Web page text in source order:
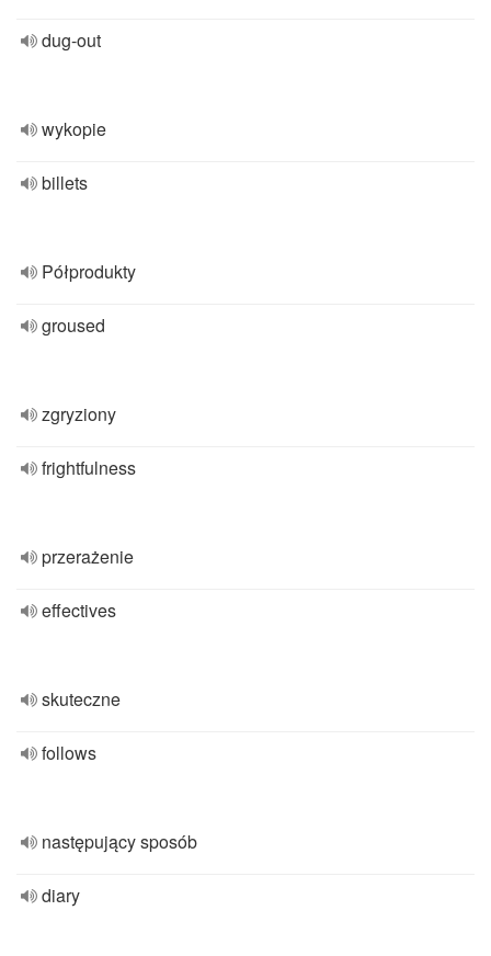
dug-out
wykopie
billets
Półprodukty
groused
zgryziony
frightfulness
przerażenie
effectives
skuteczne
follows
następujący sposób
diary